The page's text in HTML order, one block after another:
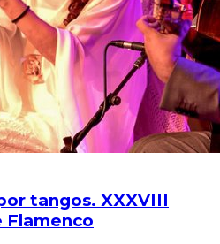
tangos. XXXVIII
Flamenco